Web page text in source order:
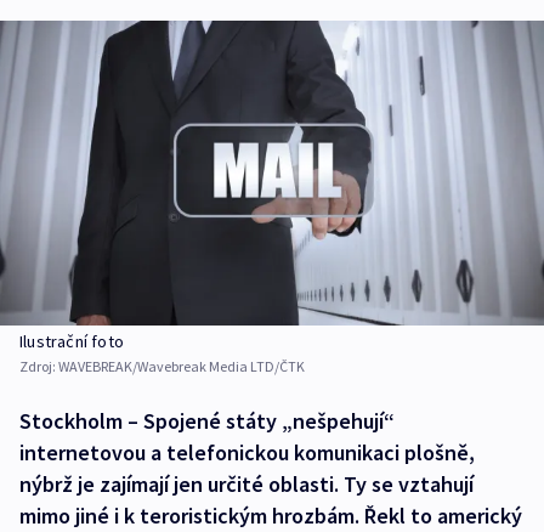
Ilustrační foto
Zdroj: WAVEBREAK/Wavebreak Media LTD/ČTK
Stockholm – Spojené státy „nešpehují“
internetovou a telefonickou komunikaci plošně,
nýbrž je zajímají jen určité oblasti. Ty se vztahují
mimo jiné i k teroristickým hrozbám. Řekl to americký